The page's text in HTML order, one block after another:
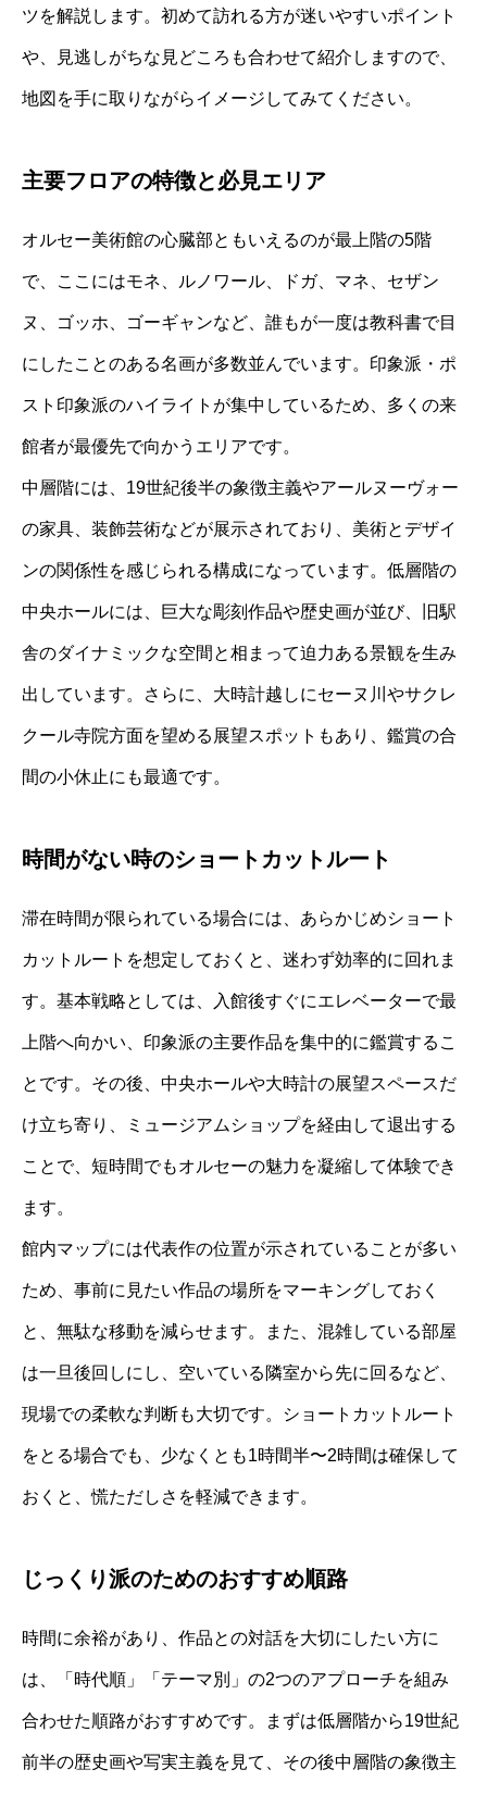
ツを解説します。初めて訪れる方が迷いやすいポイント
や、見逃しがちな見どころも合わせて紹介しますので、
地図を手に取りながらイメージしてみてください。
主要フロアの特徴と必見エリア
オルセー美術館の心臓部ともいえるのが最上階の5階
で、ここにはモネ、ルノワール、ドガ、マネ、セザン
ヌ、ゴッホ、ゴーギャンなど、誰もが一度は教科書で目
にしたことのある名画が多数並んでいます。印象派・ポ
スト印象派のハイライトが集中しているため、多くの来
館者が最優先で向かうエリアです。
中層階には、19世紀後半の象徴主義やアールヌーヴォー
の家具、装飾芸術などが展示されており、美術とデザイ
ンの関係性を感じられる構成になっています。低層階の
中央ホールには、巨大な彫刻作品や歴史画が並び、旧駅
舎のダイナミックな空間と相まって迫力ある景観を生み
出しています。さらに、大時計越しにセーヌ川やサクレ
クール寺院方面を望める展望スポットもあり、鑑賞の合
間の小休止にも最適です。
時間がない時のショートカットルート
滞在時間が限られている場合には、あらかじめショート
カットルートを想定しておくと、迷わず効率的に回れま
す。基本戦略としては、入館後すぐにエレベーターで最
上階へ向かい、印象派の主要作品を集中的に鑑賞するこ
とです。その後、中央ホールや大時計の展望スペースだ
け立ち寄り、ミュージアムショップを経由して退出する
ことで、短時間でもオルセーの魅力を凝縮して体験でき
ます。
館内マップには代表作の位置が示されていることが多い
ため、事前に見たい作品の場所をマーキングしておく
と、無駄な移動を減らせます。また、混雑している部屋
は一旦後回しにし、空いている隣室から先に回るなど、
現場での柔軟な判断も大切です。ショートカットルート
をとる場合でも、少なくとも1時間半〜2時間は確保して
おくと、慌ただしさを軽減できます。
じっくり派のためのおすすめ順路
時間に余裕があり、作品との対話を大切にしたい方に
は、「時代順」「テーマ別」の2つのアプローチを組み
合わせた順路がおすすめです。まずは低層階から19世紀
前半の歴史画や写実主義を見て、その後中層階の象徴主